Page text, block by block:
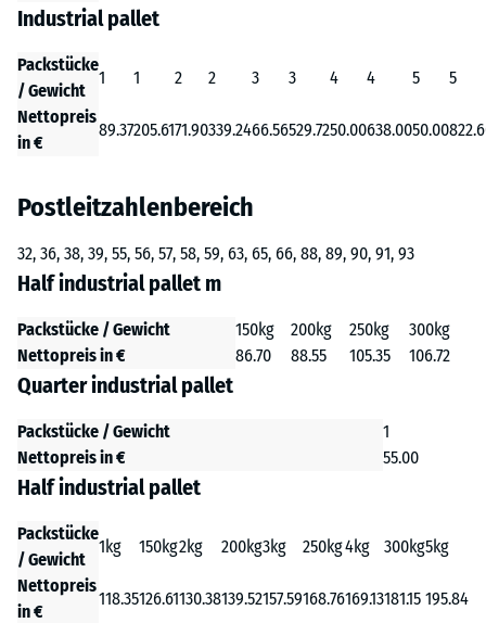
Industrial pallet
Packstücke
/ Gewicht
1 1 2 2 3 3 4 4 5
5
Nettopreis
in €
89.37205.6171.90339.2466.56529.7250.00638.0050.00
Postleitzahlenbereich
32, 36, 38, 39, 55, 56, 57, 58, 59, 63, 65, 66, 88, 89, 90, 91, 93
Half industrial pallet m
Packstücke / Gewicht 150kg 200kg 250kg
300kg
Nettopreis in €
86.70 88.55 105.35 106.72
Quarter industrial pallet
Packstücke / Gewicht
1
Nettopreis in €
55.00
Half industrial pallet
Packstücke
/ Gewicht
1kg 150kg2kg 200kg3kg 250kg4kg 300kg5kg
Nettopreis
in €
118.35126.61130.38139.52157.59168.76169.13181.15 195.84